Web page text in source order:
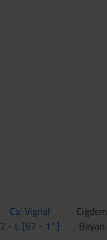
Ca' Vignal
2 - L [67 - 1°]
Cigdem
Beyan